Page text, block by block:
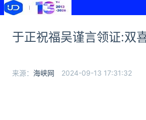
于正祝福吴谨言领证:双
来源： 海峡网 2024-09-13 17:31:32